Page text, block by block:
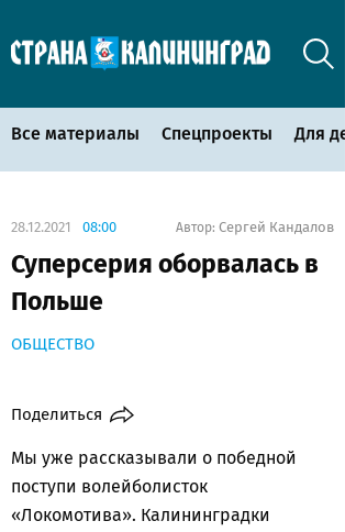
Все материалы Спецпроекты Для
28.12.2021 08:00 Автор: Сергей Кандалов
Суперсерия оборвалась в
Польше
ОБЩЕСТВО
Поделиться
Мы уже рассказывали о победной
поступи волейболисток
«Локомотива». Калининградки